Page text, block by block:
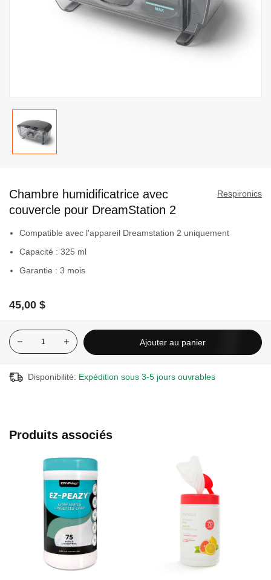
début
de
Galerie
d’images
Respironics
Chambre humidificatrice avec
couvercle pour DreamStation 2
Compatible avec l'appareil Dreamstation 2 uniquement
Capacité : 325 ml
Garantie : 3 mois
45,00 $
Ajouter au panier
Disponibilité: Expédition sous 3-5 jours ouvrables
Produits associés